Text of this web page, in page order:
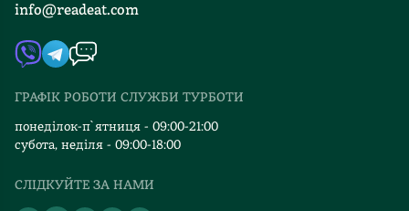
Контакти
Автори
Видавництва
Відгуки та оцінка RDT
info@readeat.com
ГРАФІК РОБОТИ СЛУЖБИ ТУРБОТИ
понеділок-п`ятниця - 09:00-21:00
субота, неділя - 09:00-18:00
СЛІДКУЙТЕ ЗА НАМИ